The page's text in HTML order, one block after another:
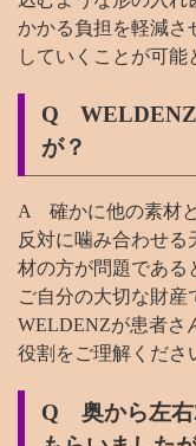
かかる負担を軽減さ
していくことが可能
Q WELDENZ
が？
A 確かに他の素材と
反対に噛み合わせ
材の方が問題である
ご自分の大切な財産
WELDENZが患者さ
役割をご理解くださ
Q 奥から左右